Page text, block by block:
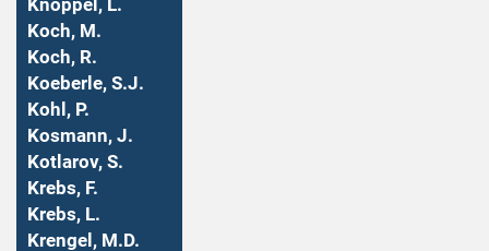
Knöppel, L.
Koch, M.
Koch, R.
Koeberle, S.J.
Kohl, P.
Kosmann, J.
Kotlarov, S.
Krebs, F.
Krebs, L.
Krengel, M.D.